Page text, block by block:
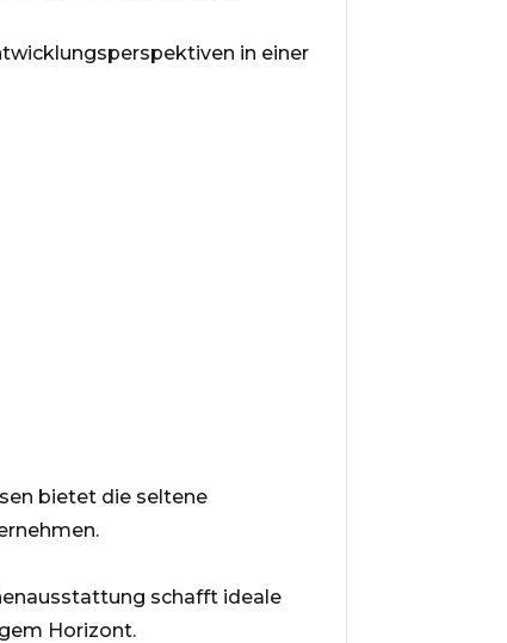
in einer
bietet die seltene
schafft ideale
Horizont.